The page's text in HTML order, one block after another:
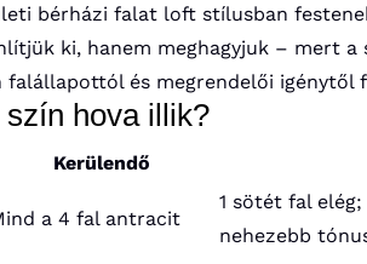
bérházi falat loft stílusban
ki, hanem meghagyjuk – mert
és megrendelői igénytől
hova illik?
Kerülendő
a 4 fal antracit
1 sötét fal
nehezebb